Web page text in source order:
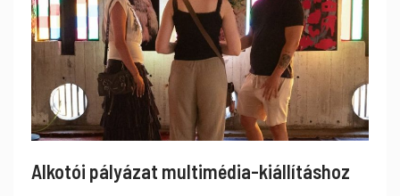
Alkotói pályázat multimédia-kiállításhoz